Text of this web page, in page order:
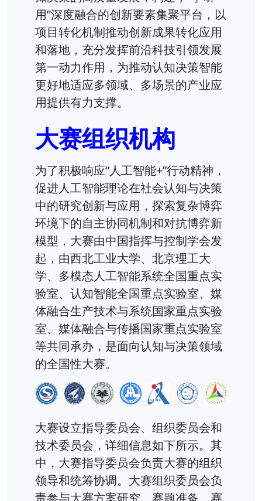
用”深度融合的创新要素集聚平台，以
项目转化机制推动创新成果转化应用
和落地，充分发挥前沿科技引领发展
第一动力作用，为推动认知决策智能
更好地适应多领域、多场景的产业应
用提供有力支撑。
大赛组织机构
为了积极响应“人工智能+”行动精神，
促进人工智能理论在社会认知与决策
中的研究创新与应用，探索复杂博弈
环境下的自主协同机制和对抗博弈新
模型，大赛由中国指挥与控制学会发
起，由西北工业大学、北京理工大
学、多模态人工智能系统全国重点实
验室、认知智能全国重点实验室、媒
体融合生产技术与系统国家重点实验
室、媒体融合与传播国家重点实验室
等共同承办，是面向认知与决策领域
的全国性大赛。
大赛设立指导委员会、组织委员会和
技术委员会，详细信息如下所示。其
中，大赛指导委员会负责大赛的组织
领导和统筹协调。大赛组织委员会负
责参与大赛方案研究、赛题准备、赛